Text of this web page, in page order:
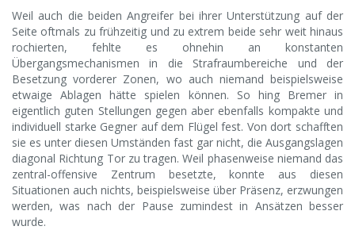
Weil auch die beiden Angreifer bei ihrer Unterstützung auf der
Seite oftmals zu frühzeitig und zu extrem beide sehr weit hinaus
rochierten, fehlte es ohnehin an konstanten
Übergangsmechanismen in die Strafraumbereiche und der
Besetzung vorderer Zonen, wo auch niemand beispielsweise
etwaige Ablagen hätte spielen können. So hing Bremer in
eigentlich guten Stellungen gegen aber ebenfalls kompakte und
individuell starke Gegner auf dem Flügel fest. Von dort schafften
sie es unter diesen Umständen fast gar nicht, die Ausgangslagen
diagonal Richtung Tor zu tragen. Weil phasenweise niemand das
zentral-offensive Zentrum besetzte, konnte aus diesen
Situationen auch nichts, beispielsweise über Präsenz, erzwungen
werden, was nach der Pause zumindest in Ansätzen besser
wurde.